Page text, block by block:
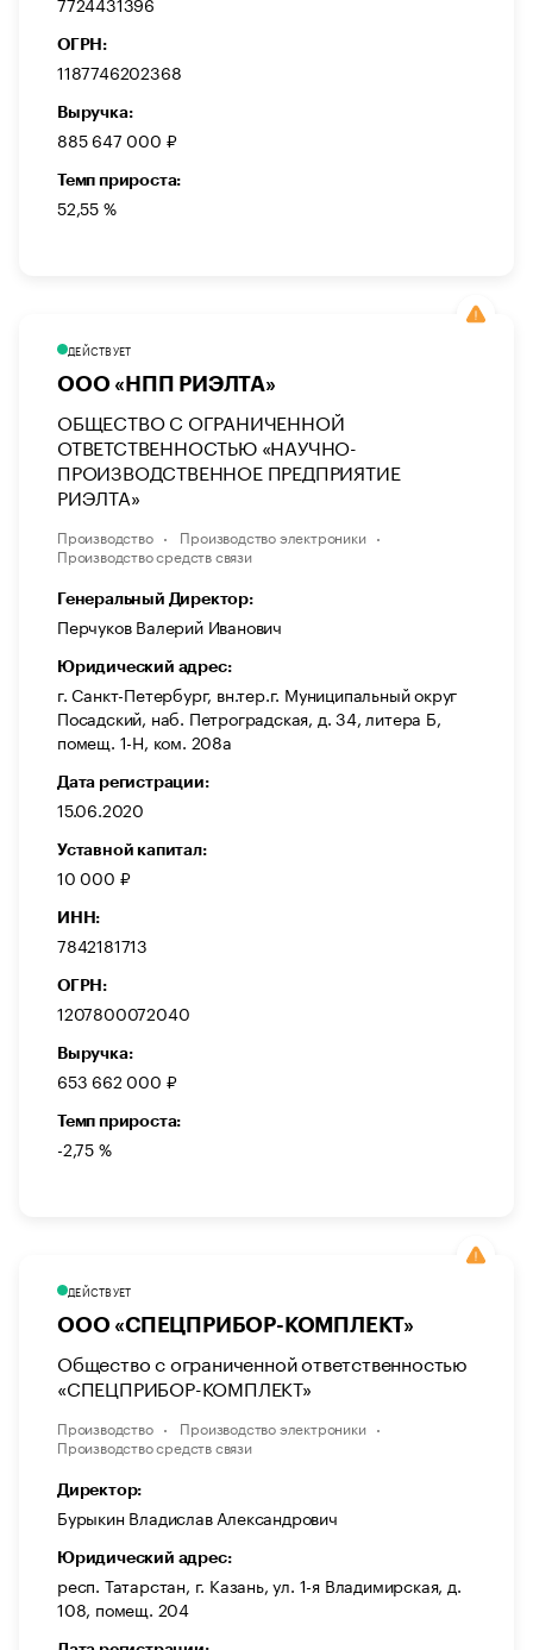
ОГРН:
1187746202368
Выручка:
885 647 000 ₽
Темп прироста:
52,55 %
ДЕЙСТВУЕТ
ООО «НПП РИЭЛТА»
ОБЩЕСТВО С ОГРАНИЧЕННОЙ
ОТВЕТСТВЕННОСТЬЮ «НАУЧНО-
ПРОИЗВОДСТВЕННОЕ ПРЕДПРИЯТИЕ
РИЭЛТА»
Производство
Производство электроники
Производство средств связи
Генеральный Директор:
Перчуков Валерий Иванович
Юридический адрес:
г. Санкт-Петербург, вн.тер.г. Муниципальный округ
Посадский, наб. Петроградская, д. 34, литера Б,
помещ. 1-Н, ком. 208а
Дата регистрации:
15.06.2020
Уставной капитал:
10 000 ₽
ИНН:
7842181713
ОГРН:
1207800072040
Выручка:
653 662 000 ₽
Темп прироста:
-2,75 %
ДЕЙСТВУЕТ
ООО «СПЕЦПРИБОР-КОМПЛЕКТ»
Общество с ограниченной ответственностью
«СПЕЦПРИБОР-КОМПЛЕКТ»
Производство
Производство электроники
Производство средств связи
Директор:
Бурыкин Владислав Александрович
Юридический адрес:
респ. Татарстан, г. Казань, ул. 1-я Владимирская, д.
108, помещ. 204